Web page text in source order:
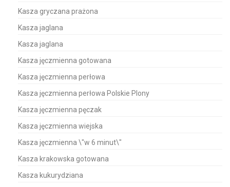
Kasza gryczana prażona
Kasza jaglana
Kasza jaglana
Kasza jęczmienna gotowana
Kasza jęczmienna perłowa
Kasza jęczmienna perłowa Polskie Plony
Kasza jęczmienna pęczak
Kasza jęczmienna wiejska
Kasza jęczmienna \"w 6 minut\"
Kasza krakowska gotowana
Kasza kukurydziana